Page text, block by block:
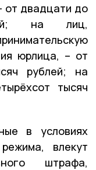
от двадцати до
на лиц,
юрлица, – от
рублей; на
тысяч
в условиях
влекут
штрафа,